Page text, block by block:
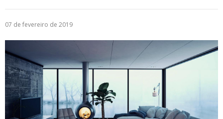
07 de fevereiro de 2019